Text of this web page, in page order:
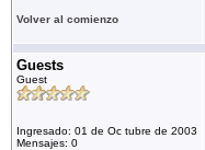
Volver al comienzo
Guests
Guest
Ingresado: 01 de Oc tubre de 2003
Mensajes: 0